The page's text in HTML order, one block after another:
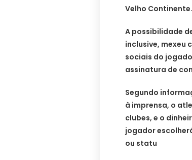
Velho Continente.
A possibilidade
inclusive, mexeu
sociais do
assinatura de
Segundo
à imprensa, o
clubes, e o
jogador
ou statu